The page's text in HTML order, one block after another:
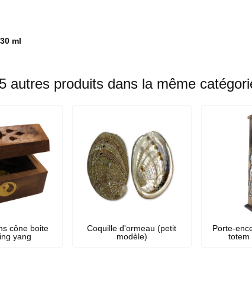
ml
5 autres produits dans la même
cône boite
yang
Coquille d'ormeau (petit
modèle)
Porte-
totem